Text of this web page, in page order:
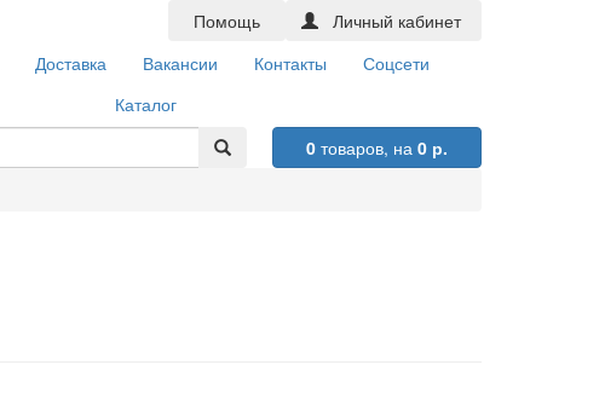
Личный кабинет
Помощь
Доставка Вакансии Контакты
Соцсети
Каталог
0товаров, на 0 р.